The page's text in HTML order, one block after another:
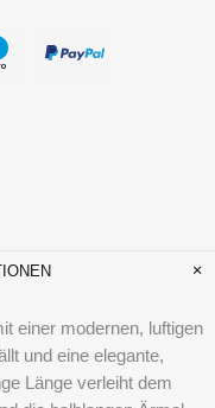
einer modernen, luftigen
und eine elegante,
Länge verleiht dem